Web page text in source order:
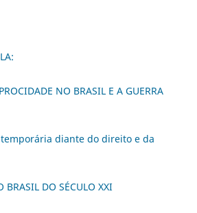
NO BRASIL E A GUERRA
diante do direito e da
BRASIL DO SÉCULO XXI